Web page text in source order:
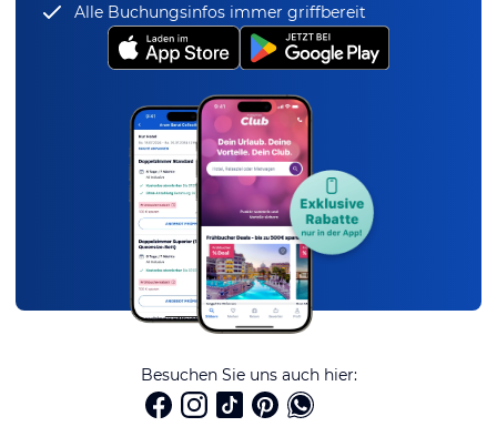
Alle Buchungsinfos immer griffbereit
Besuchen Sie uns auch hier: